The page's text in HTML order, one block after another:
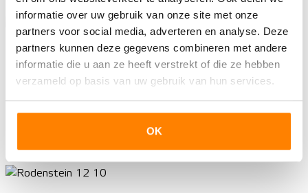
informatie over uw gebruik van onze site met onze
partners voor social media, adverteren en analyse. Deze
partners kunnen deze gegevens combineren met andere
informatie die u aan ze heeft verstrekt of die ze hebben
verzameld op basis van uw gebruik van hun services.
OK